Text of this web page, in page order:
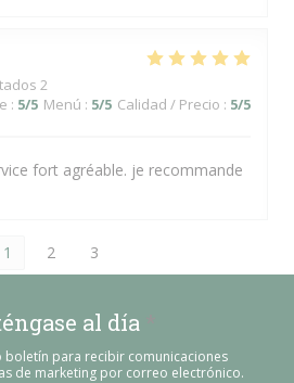
2
: 5/5 Menú : 5/5 Calidad / Precio : 5/5
fort agréable. je recommande
1 2 3
al día
boletín para recibir comunicaciones
de marketing por correo electrónico.